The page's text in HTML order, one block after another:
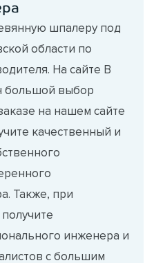
шпалеру под
области по
На сайте В
большой выбор
на нашем сайте
качественный и
Также, при
инженера и
с большим